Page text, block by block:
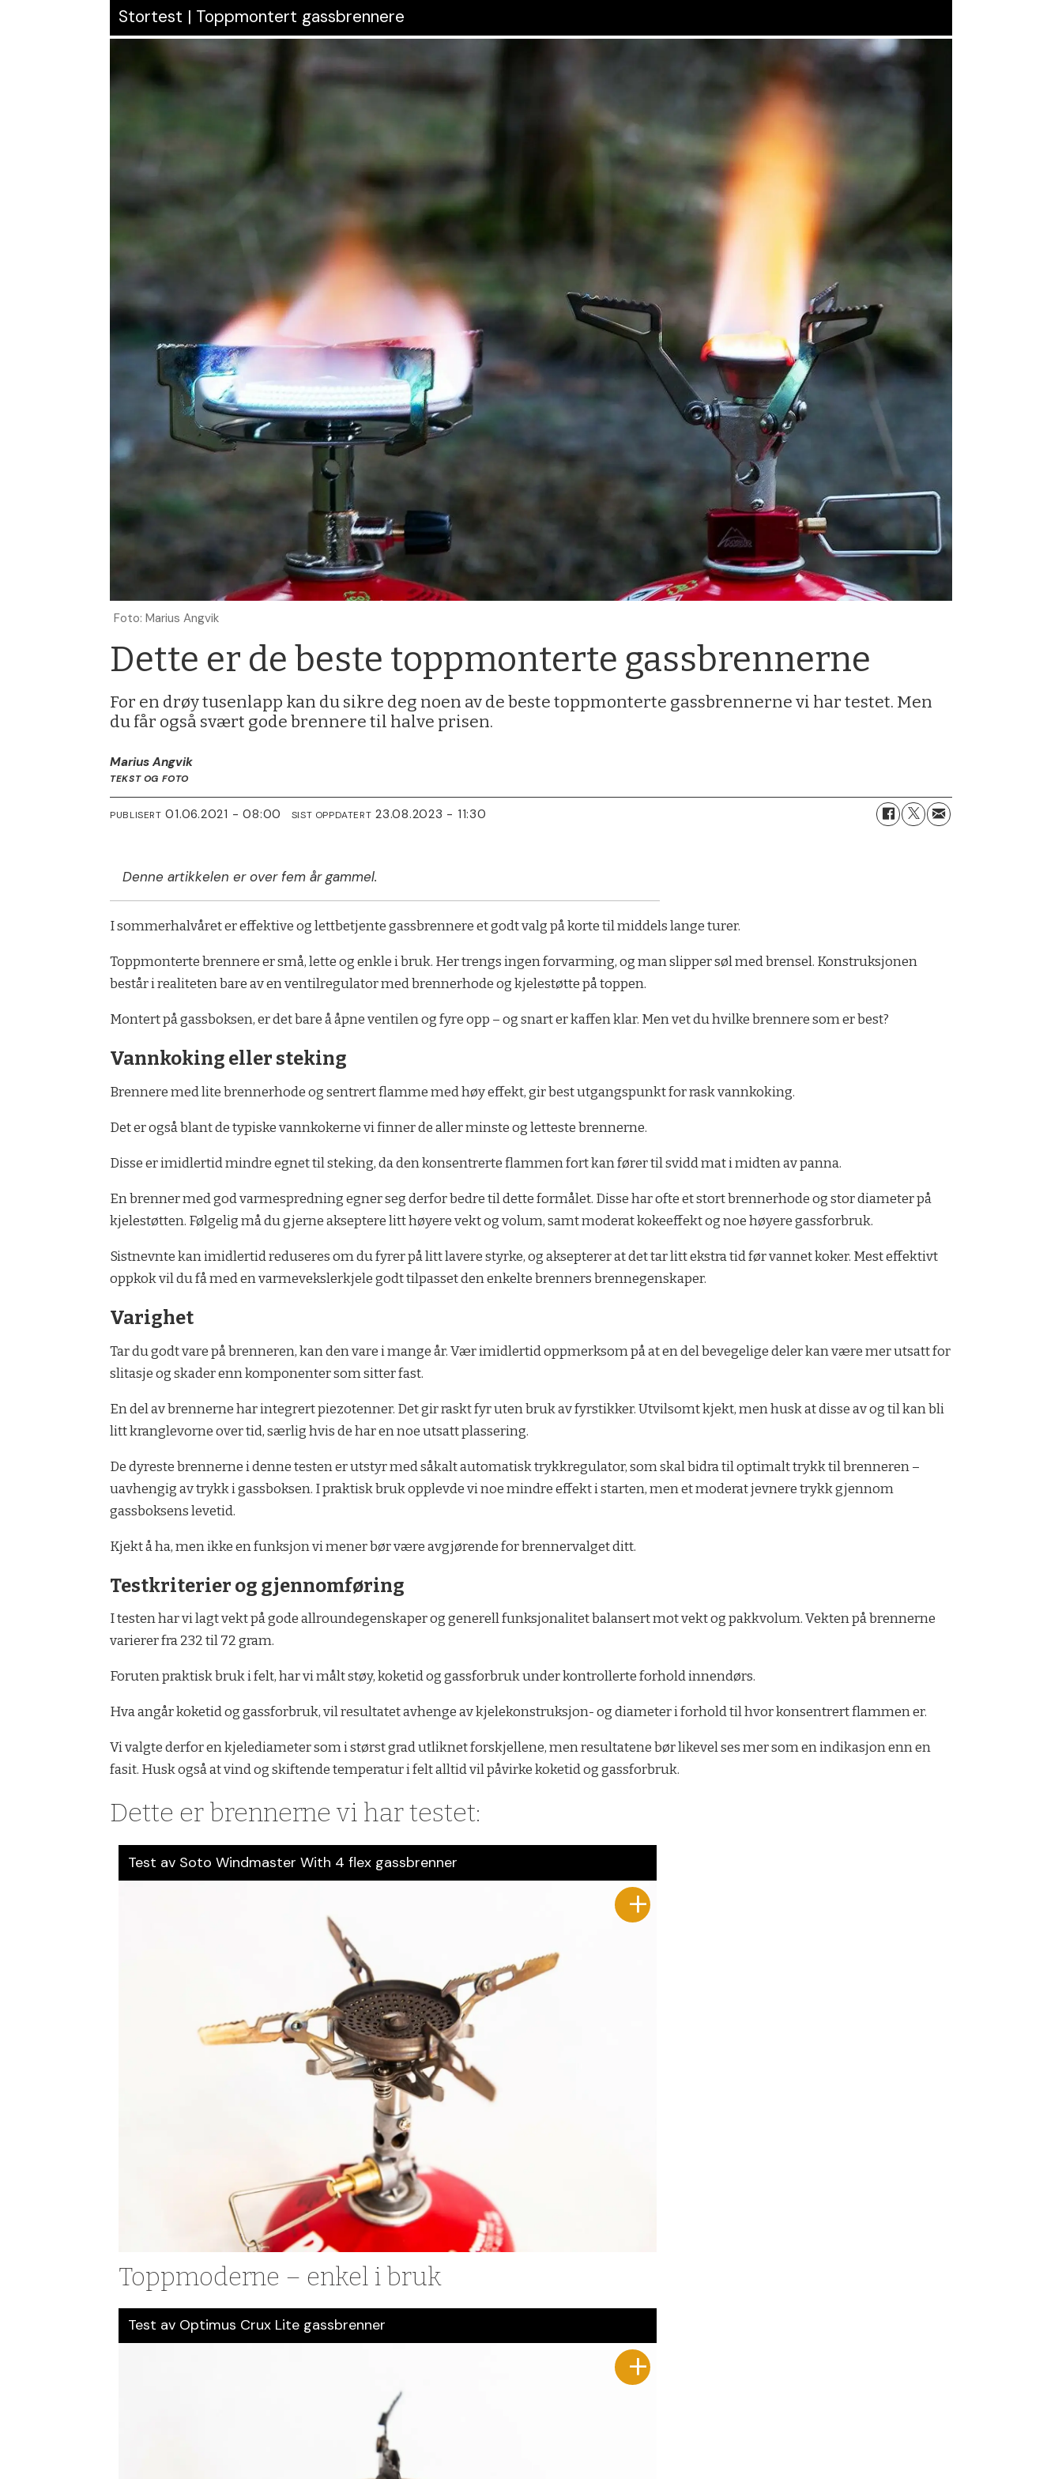
Stortest | Toppmontert gassbrennere
Foto: Marius Angvik
Dette er de beste toppmonterte gassbrennerne
For en drøy tusenlapp kan du sikre deg noen av de beste toppmonterte gassbrennerne vi har testet. Men
du får også svært gode brennere til halve prisen.
Marius Angvik
TEKST OG FOTO
PUBLISERT 01.06.2021 - 08:00 SIST OPPDATERT 23.08.2023 - 11:30
Denne artikkelen er over fem år gammel.
I sommerhalvåret er effektive og lettbetjente gassbrennere et godt valg på korte til middels lange turer.
Toppmonterte brennere er små, lette og enkle i bruk. Her trengs ingen forvarming, og man slipper søl med brensel. Konstruksjonen
består i realiteten bare av en ventilregulator med brennerhode og kjelestøtte på toppen.
Montert på gassboksen, er det bare å åpne ventilen og fyre opp – og snart er kaffen klar. Men vet du hvilke brennere som er best?
Vannkoking eller steking
Brennere med lite brennerhode og sentrert flamme med høy effekt, gir best utgangspunkt for rask vannkoking.
Det er også blant de typiske vannkokerne vi finner de aller minste og letteste brennerne.
Disse er imidlertid mindre egnet til steking, da den konsentrerte flammen fort kan fører til svidd mat i midten av panna.
En brenner med god varmespredning egner seg derfor bedre til dette formålet. Disse har ofte et stort brennerhode og stor diameter på
kjelestøtten. Følgelig må du gjerne akseptere litt høyere vekt og volum, samt moderat kokeeffekt og noe høyere gassforbruk.
Sistnevnte kan imidlertid reduseres om du fyrer på litt lavere styrke, og aksepterer at det tar litt ekstra tid før vannet koker. Mest effektivt
oppkok vil du få med en varmevekslerkjele godt tilpasset den enkelte brenners brennegenskaper.
Varighet
Tar du godt vare på brenneren, kan den vare i mange år. Vær imidlertid oppmerksom på at en del bevegelige deler kan være mer utsatt for
slitasje og skader enn komponenter som sitter fast.
En del av brennerne har integrert piezotenner. Det gir raskt fyr uten bruk av fyrstikker. Utvilsomt kjekt, men husk at disse av og til kan bli
litt kranglevorne over tid, særlig hvis de har en noe utsatt plassering.
De dyreste brennerne i denne testen er utstyr med såkalt automatisk trykkregulator, som skal bidra til optimalt trykk til brenneren –
uavhengig av trykk i gassboksen. I praktisk bruk opplevde vi noe mindre effekt i starten, men et moderat jevnere trykk gjennom
gassboksens levetid.
Kjekt å ha, men ikke en funksjon vi mener bør være avgjørende for brennervalget ditt.
Testkriterier og gjennomføring
I testen har vi lagt vekt på gode allroundegenskaper og generell funksjonalitet balansert mot vekt og pakkvolum. Vekten på brennerne
varierer fra 232 til 72 gram.
Foruten praktisk bruk i felt, har vi målt støy, koketid og gassforbruk under kontrollerte forhold innendørs.
Hva angår koketid og gassforbruk, vil resultatet avhenge av kjelekonstruksjon- og diameter i forhold til hvor konsentrert flammen er.
Vi valgte derfor en kjelediameter som i størst grad utliknet forskjellene, men resultatene bør likevel ses mer som en indikasjon enn en
fasit. Husk også at vind og skiftende temperatur i felt alltid vil påvirke koketid og gassforbruk.
Dette er brennerne vi har testet:
Test av Soto Windmaster With 4 flex gassbrenner
Toppmoderne – enkel i bruk
Test av Optimus Crux Lite gassbrenner